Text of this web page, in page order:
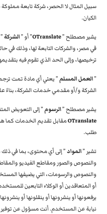
سبيل المثال لا الحصر، شركة تابعة
الكيان.
يشير مصطلح ”OTranslate” أو ”الشركة
في مصر، والشركات التابعة لها، وذلك في
ترخيصها، وإلى الحد الذي تقوم فيه
”العمل المسلم” يعني أي مادة تمت
الشركة و/أو مقدمي خدمات الشركة، بناءً
يشير مصطلح ”الرسوم” إلى التعويض
OTranslateمقابل تقديم الخدمات كما
طلب.
تشير ”المواد” إلى أي محتوى، بما في ذلك
والنصوص والصور ومقاطع الفيديو
والنصوص والرسومات، التي يضيفها
أو المتعاقدين أو الوكلاء التابعين
يرفعونها أو ينشرونها أو ينقلونها أو
نيابة عن المستخدم. أنت مسؤول عن توفير